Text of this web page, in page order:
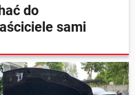
do
sami